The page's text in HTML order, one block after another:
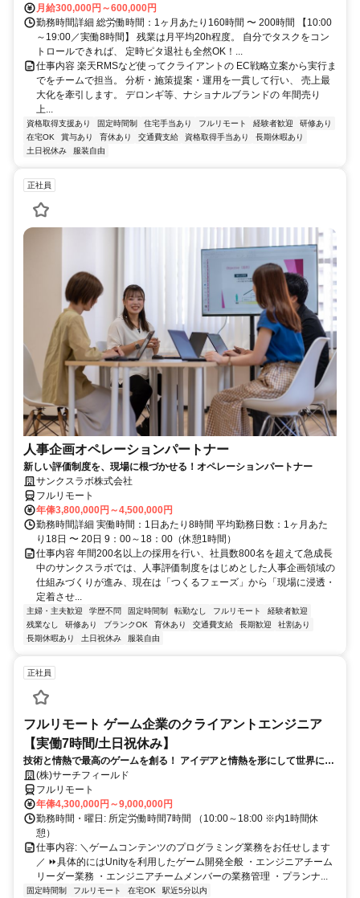
月給300,000円～600,000円
勤務時間詳細 総労働時間：1ヶ月あたり160時間 〜 200時間 【10:00
～19:00／実働8時間】 残業は月平均20h程度。 自分でタスクをコン
トロールできれば、 定時ピタ退社も全然OK！...
仕事内容 楽天RMSなど使ってクライアントの EC戦略立案から実行ま
でをチームで担当。 分析・施策提案・運用を一貫して行い、 売上最
大化を牽引します。 デロンギ等、ナショナルブランドの 年間売り
上...
資格取得支援あり 固定時間制 住宅手当あり フルリモート 経験者歓迎
研修あり
在宅OK
賞与あり 育休あり 交通費支給 資格取得手当あり
長期休暇あり
土日祝休み
服装自由
正社員
人事企画オペレーションパートナー
新しい評価制度を、現場に根づかせる！オペレーションパートナー
サンクスラボ株式会社
フルリモート
年俸3,800,000円～4,500,000円
勤務時間詳細 実働時間：1日あたり8時間 平均勤務日数：1ヶ月あた
り18日 〜 20日 9：00～18：00（休憩1時間）
仕事内容 年間200名以上の採用を行い、社員数800名を超えて急成長
中のサンクスラボでは、人事評価制度をはじめとした人事企画領域の
仕組みづくりが進み、現在は「つくるフェーズ」から「現場に浸透・
定着させ...
主婦・主夫歓迎 学歴不問 固定時間制 転勤なし フルリモート
経験者歓迎
残業なし
研修あり ブランクOK 育休あり 交通費支給 長期歓迎
社割あり
長期休暇あり
土日祝休み 服装自由
正社員
フルリモート ゲーム企業のクライアントエンジニア
【実働7時間/土日祝休み】
技術と情熱で最高のゲームを創る！ アイデアと情熱を形にして世界に送
り出そう！
(株)サーチフィールド
フルリモート
年俸4,300,000円～9,000,000円
勤務時間・曜日: 所定労働時間7時間 （10:00～18:00 ※内1時間休
憩）
仕事内容: ＼ゲームコンテンツのプログラミング業務をお任せします
／ ⏩具体的にはUnityを利用したゲーム開発全般 ・エンジニアチーム
リーダー業務 ・エンジニアチームメンバーの業務管理 ・プランナ...
固定時間制 フルリモート 在宅OK 駅近5分以内